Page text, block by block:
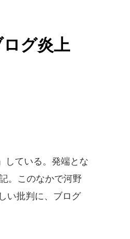
ログ炎上
している。発端とな
。このなかで河野
い批判に、ブログ